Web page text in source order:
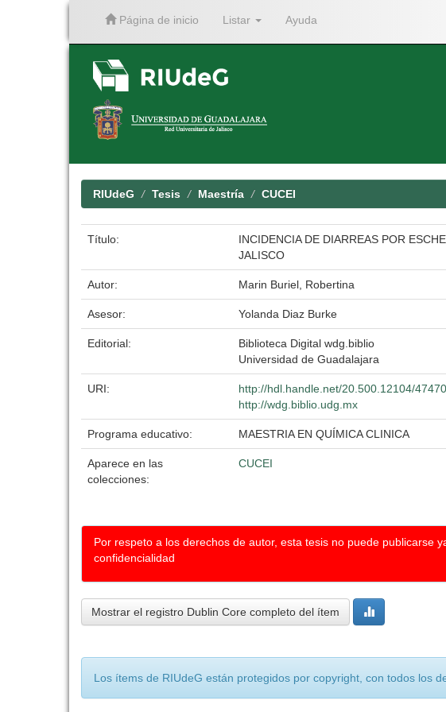
Página de inicio Listar Ayuda
RIUdeG Tesis Maestría CUCEI
Título:
INCIDENCIA DE DIARREAS POR
JALISCO
Autor: Marin Buriel, Robertina
Asesor: Yolanda Diaz Burke
Editorial:
Biblioteca Digital wdg.biblio
Universidad de Guadalajara
URI:
http://hdl.handle.net/20.500.12104/47470
http://wdg.biblio.udg.mx
Programa educativo: MAESTRIA EN QUÍMICA CLINICA
Aparece en las
colecciones:
CUCEI
Por respeto a los derechos de autor, esta tesis no puede publicarse
confidencialidad
Mostrar el registro Dublin Core completo del ítem
Los ítems de RIUdeG están protegidos por copyright, con todos los